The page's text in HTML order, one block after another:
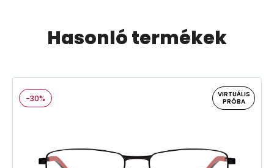
Hasonló termékek
-30%
VIRTUÁLIS
PRÓBA